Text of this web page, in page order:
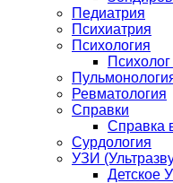
Педиатрия
Психиатрия
Психология
Ревматология
Справки
Справка
Сурдология
УЗИ
Детское